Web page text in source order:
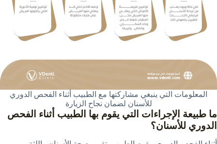
المعلومات التي ينبغي مشاركتها مع الطبيب أثناء الفحص الدوري
للأسنان لضمان نجاح الزيارة
ما طبيعة الإجراءات التي يقوم بها الطبيب أثناء الفحص
الدوري للأسنان؟